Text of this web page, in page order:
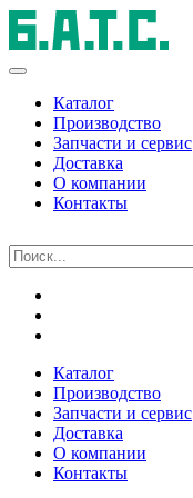
Каталог
Производство
Запчасти и сервис
Доставка
О компании
Контакты
Каталог
Производство
Запчасти и сервис
Доставка
О компании
Контакты